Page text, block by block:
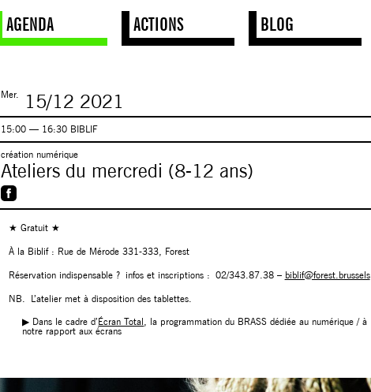
AGENDA ACTIONS BLOG
Mer. 15/12 2021
15:00 — 16:30 BIBLIF
création numérique
Ateliers du mercredi (8-12 ans)
★ Gratuit ★
À la Biblif : Rue de Mérode 331-333, Forest
Réservation indispensable ? infos et inscriptions : 02/343.87.38 – biblif@forest.brussels
NB. L’atelier met à disposition des tablettes.
▶︎ Dans le cadre d’Écran Total, la programmation du BRASS dédiée au numérique / à
notre rapport aux écrans